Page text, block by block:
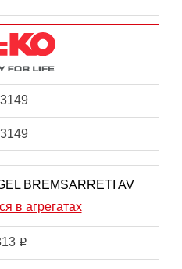
BREMSARRETI AV
в агрегатах
i